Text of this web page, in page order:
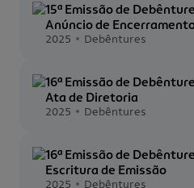
15ª Emissão de
Anúncio de
2025 Debêntures
16ª Emissão de
Ata de Diretoria
2025 Debêntures
16ª Emissão de
Escritura de Emissão
2025 Debêntures